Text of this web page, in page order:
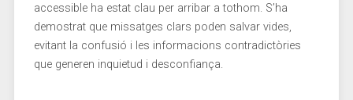
accessible ha estat clau per‍ arribar a tothom. S’ha
⁤demostrat que missatges clars⁣ poden salvar vides,‍
evitant ⁢la confusió i ‍les informacions ‌contradictòries
‌que generen inquietud​ i desconfiança.